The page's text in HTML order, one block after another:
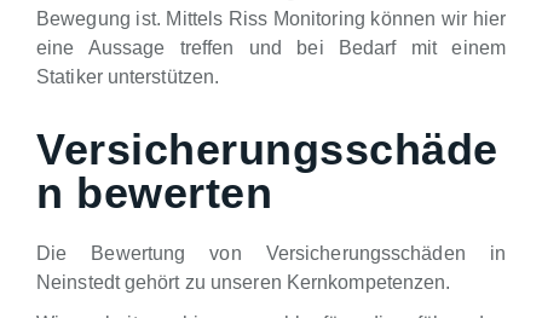
Bewegung ist. Mittels Riss Monitoring können wir hier
eine Aussage treffen und bei Bedarf mit einem
Statiker unterstützen.
Versicherungsschäde
n bewerten
Die Bewertung von Versicherungsschäden in
Neinstedt gehört zu unseren Kernkompetenzen.